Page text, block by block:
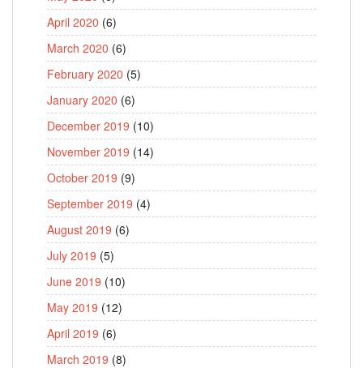
April 2020 (6)
March 2020 (6)
February 2020 (5)
January 2020 (6)
December 2019 (10)
November 2019 (14)
October 2019 (9)
September 2019 (4)
August 2019 (6)
July 2019 (5)
June 2019 (10)
May 2019 (12)
April 2019 (6)
March 2019 (8)